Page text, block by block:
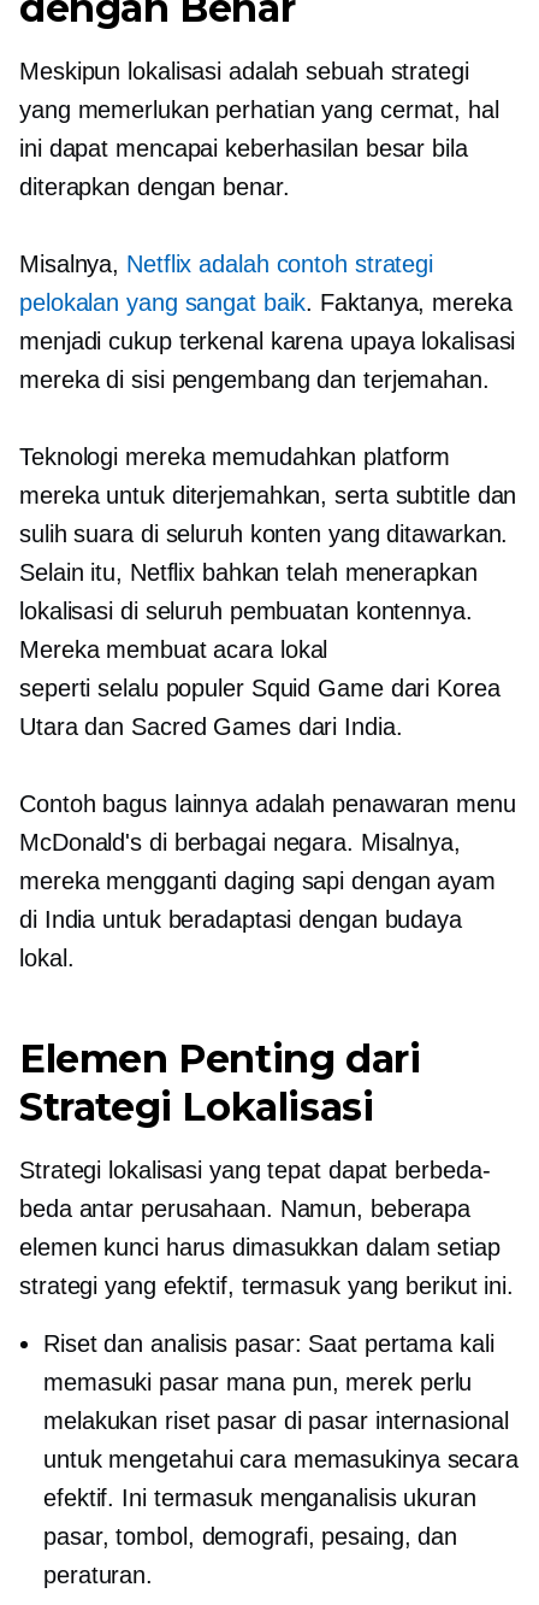
Meskipun lokalisasi adalah sebuah strategi
yang memerlukan perhatian yang cermat, hal
ini dapat mencapai keberhasilan besar bila
diterapkan dengan benar.
Misalnya, Netflix adalah contoh strategi
pelokalan yang sangat baik. Faktanya, mereka
menjadi cukup terkenal karena upaya lokalisasi
mereka di sisi pengembang dan terjemahan.
Teknologi mereka memudahkan platform
mereka untuk diterjemahkan, serta subtitle dan
sulih suara di seluruh konten yang ditawarkan.
Selain itu, Netflix bahkan telah menerapkan
lokalisasi di seluruh pembuatan kontennya.
Mereka membuat acara lokal
sepertiselalu populerSquid Game dari Korea
Utara dan Sacred Games dari India.
Contoh bagus lainnya adalah penawaran menu
McDonald's di berbagai negara. Misalnya,
mereka mengganti daging sapi dengan ayam
di India untuk beradaptasi dengan budaya
lokal.
Elemen Penting dari
Strategi Lokalisasi
Strategi lokalisasi yang tepat dapat berbeda-
beda antar perusahaan. Namun, beberapa
elemen kunci harus dimasukkan dalam setiap
strategi yang efektif, termasuk yang berikut ini.
Riset dan analisis pasar: Saat pertama kali
memasuki pasar mana pun, merek perlu
melakukan riset pasar di pasar internasional
untuk mengetahui cara memasukinya secara
efektif. Ini termasuk menganalisis ukuran
pasar, tombol, demografi, pesaing, dan
peraturan.